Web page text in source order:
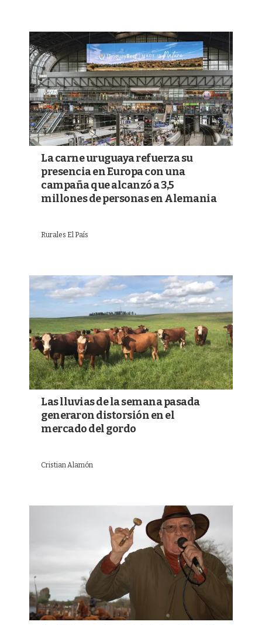
La carne uruguaya refuerza su
presencia en Europa con una
campaña que alcanzó a 3,5
millones de personas en Alemania
Rurales El País
Las lluvias de la semana pasada
generaron distorsión en el
mercado del gordo
Cristian Alamón